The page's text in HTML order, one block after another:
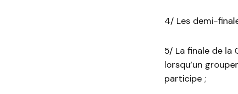
4/ Les demi-
5/ La finale de la
lorsqu’un
participe ;